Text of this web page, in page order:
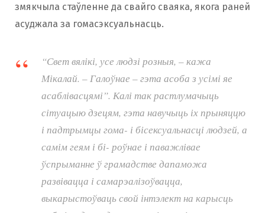
змякчыла стаўленне да свайго сваяка, якога раней
асуджала за гомасэксуальнасць.
“Свет вялікі, усе людзі розныя, – кажа
Мікалай. – Галоўнае – гэта асоба з усімі яе
асаблівасцямі”. Калі так растлумачыць
сітуацыю дзецям, гэта навучыць іх прыняццю
і падтрымцы гома- і бісексуальнасці людзей, а
самім геям і бі- роўнае і паважлівае
ўспрыманне ў грамадстве дапаможа
развівацца і самарэалізоўвацца,
выкарыстоўваць свой інтэлект на карысць